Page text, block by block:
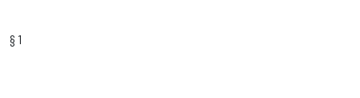
§ 1